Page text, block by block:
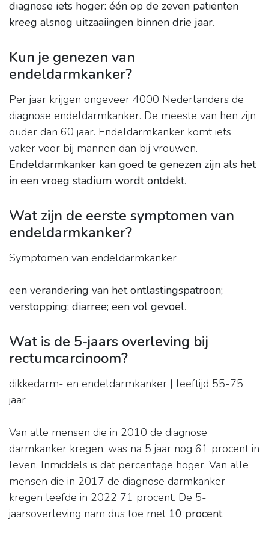
diagnose iets hoger: één op de zeven patiënten
kreeg alsnog uitzaaiingen binnen drie jaar.
Kun je genezen van
endeldarmkanker?
Per jaar krijgen ongeveer 4000 Nederlanders de
diagnose endeldarmkanker. De meeste van hen zijn
ouder dan 60 jaar. Endeldarmkanker komt iets
vaker voor bij mannen dan bij vrouwen.
Endeldarmkanker kan goed te genezen zijn als het
in een vroeg stadium wordt ontdekt.
Wat zijn de eerste symptomen van
endeldarmkanker?
Symptomen van endeldarmkanker
een verandering van het ontlastingspatroon;
verstopping; diarree; een vol gevoel.
Wat is de 5-jaars overleving bij
rectumcarcinoom?
dikkedarm- en endeldarmkanker | leeftijd 55-75
jaar
Van alle mensen die in 2010 de diagnose
darmkanker kregen, was na 5 jaar nog 61 procent in
leven. Inmiddels is dat percentage hoger. Van alle
mensen die in 2017 de diagnose darmkanker
kregen leefde in 2022 71 procent. De 5-
jaarsoverleving nam dus toe met 10 procent.